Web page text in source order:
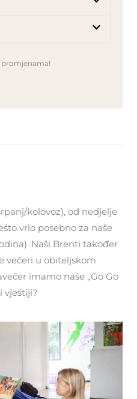
kolovoz), od nedjelje
vrlo posebno za naše
Naši Brenti također
večeri u obiteljskom
imamo naše „Go Go
vještiji?